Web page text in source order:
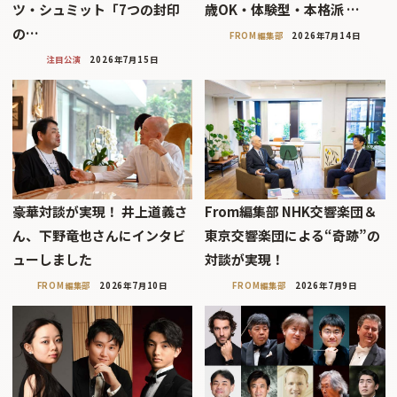
ツ・シュミット「7つの封印
の…
注目公演 2026年7月15日
歳OK・体験型・本格派 …
FROM編集部 2026年7月14日
豪華対談が実現！ 井上道義さ
ん、下野竜也さんにインタビ
ューしました
FROM編集部 2026年7月10日
From編集部 NHK交響楽団＆
東京交響楽団による“奇跡”の
対談が実現！
FROM編集部 2026年7月9日